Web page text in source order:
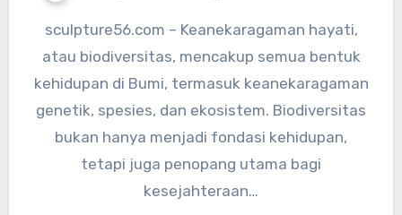
sculpture56.com – Keanekaragaman hayati,
atau biodiversitas, mencakup semua bentuk
kehidupan di Bumi, termasuk keanekaragaman
genetik, spesies, dan ekosistem. Biodiversitas
bukan hanya menjadi fondasi kehidupan,
tetapi juga penopang utama bagi
kesejahteraan…